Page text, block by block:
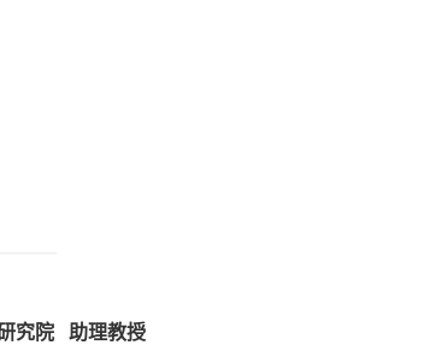
究院 助理教授